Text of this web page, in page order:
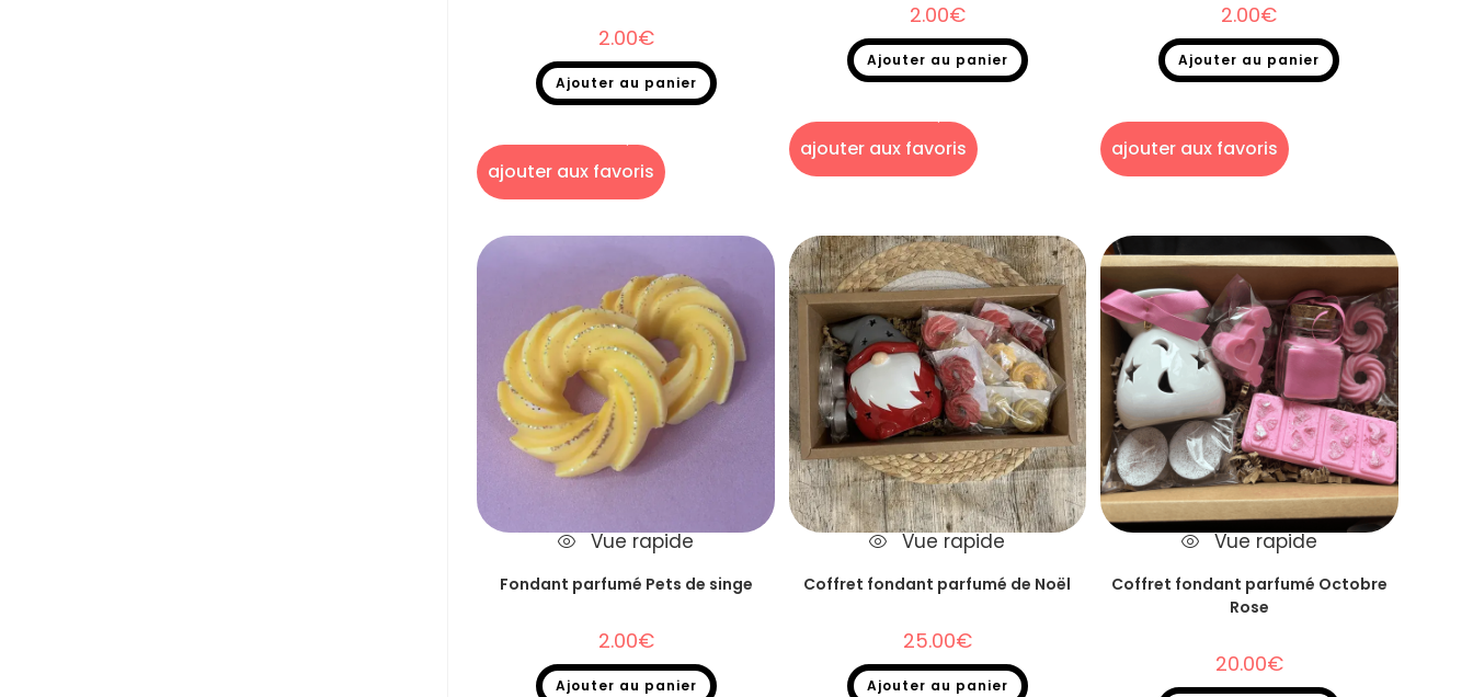
2.00€
Ajouter au panier
ajouter aux favoris
2.00€
Ajouter au panier
ajouter aux favoris
2.00€
Ajouter au panier
ajouter aux favoris
Vue rapide
Fondant parfumé Pets de singe
2.00€
Ajouter au panier
Vue rapide
Coffret fondant parfumé de Noël
25.00€
Ajouter au panier
Vue rapide
Coffret fondant parfumé Octobre
Rose
20.00€